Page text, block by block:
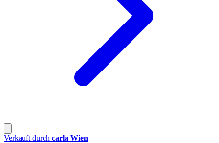
Verkauft durch carla Wien